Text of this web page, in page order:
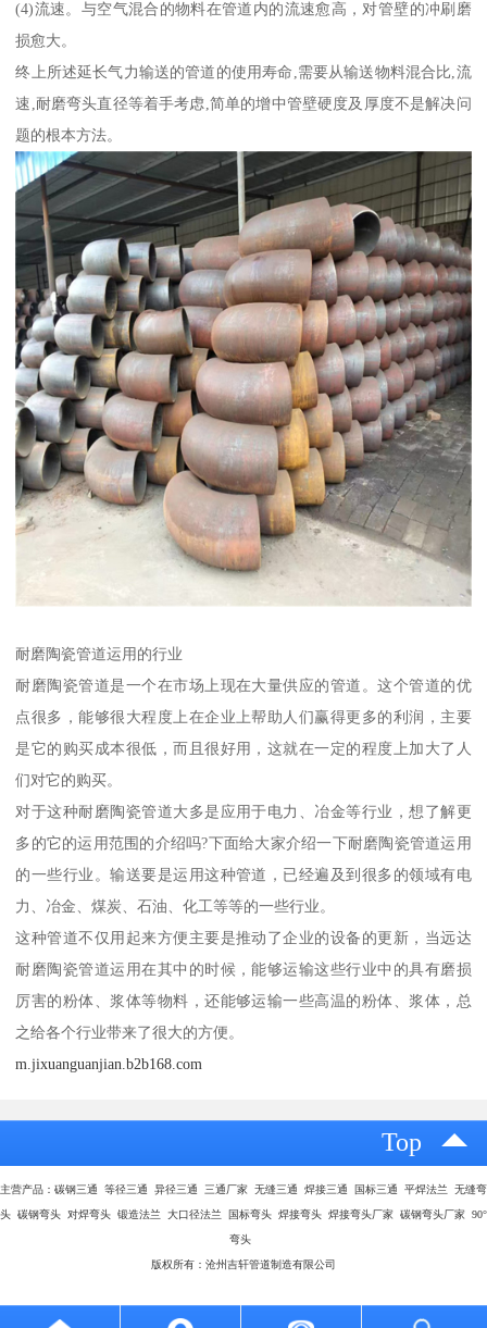
(4)流速。与空气混合的物料在管道内的流速愈高，对管壁的冲刷磨
损愈大。
终上所述延长气力输送的管道的使用寿命,需要从输送物料混合比,流
速,耐磨弯头直径等着手考虑,简单的增中管壁硬度及厚度不是解决问
题的根本方法。
耐磨陶瓷管道运用的行业
耐磨陶瓷管道是一个在市场上现在大量供应的管道。这个管道的优
点很多，能够很大程度上在企业上帮助人们赢得更多的利润，主要
是它的购买成本很低，而且很好用，这就在一定的程度上加大了人
们对它的购买。
对于这种耐磨陶瓷管道大多是应用于电力、冶金等行业，想了解更
多的它的运用范围的介绍吗?下面给大家介绍一下耐磨陶瓷管道运用
的一些行业。输送要是运用这种管道，已经遍及到很多的领域有电
力、冶金、煤炭、石油、化工等等的一些行业。
这种管道不仅用起来方便主要是推动了企业的设备的更新，当远达
耐磨陶瓷管道运用在其中的时候，能够运输这些行业中的具有磨损
厉害的粉体、浆体等物料，还能够运输一些高温的粉体、浆体，总
之给各个行业带来了很大的方便。
m.jixuanguanjian.b2b168.com
Top
主营产品：碳钢三通 等径三通 异径三通 三通厂家 无缝三通 焊接三通 国标三通 平焊法兰 无缝弯
头 碳钢弯头 对焊弯头 锻造法兰 大口径法兰 国标弯头 焊接弯头 焊接弯头厂家 碳钢弯头厂家 90°
弯头
版权所有：沧州吉轩管道制造有限公司